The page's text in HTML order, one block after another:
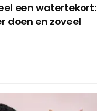
een watertekort:
doen en zoveel